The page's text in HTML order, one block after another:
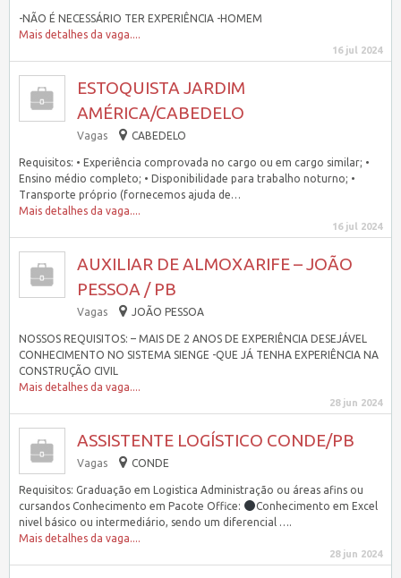
-NÃO É NECESSÁRIO TER EXPERIÊNCIA -HOMEM
Mais detalhes da vaga....
16 jul 2024
ESTOQUISTA JARDIM
AMÉRICA/CABEDELO
Vagas CABEDELO
Requisitos: • Experiência comprovada no cargo ou em cargo similar; •
Ensino médio completo; • Disponibilidade para trabalho noturno; •
Transporte próprio (fornecemos ajuda de…
Mais detalhes da vaga....
16 jul 2024
AUXILIAR DE ALMOXARIFE – JOÃO
PESSOA / PB
Vagas JOÃO PESSOA
NOSSOS REQUISITOS: – MAIS DE 2 ANOS DE EXPERIÊNCIA DESEJÁVEL
CONHECIMENTO NO SISTEMA SIENGE -QUE JÁ TENHA EXPERIÊNCIA NA
CONSTRUÇÃO CIVIL
Mais detalhes da vaga....
28 jun 2024
ASSISTENTE LOGÍSTICO CONDE/PB
Vagas CONDE
Requisitos: Graduação em Logistica Administração ou áreas afins ou
cursandos Conhecimento em Pacote Office:
Conhecimento em Excel
nivel básico ou intermediário, sendo um diferencial ….
Mais detalhes da vaga....
28 jun 2024